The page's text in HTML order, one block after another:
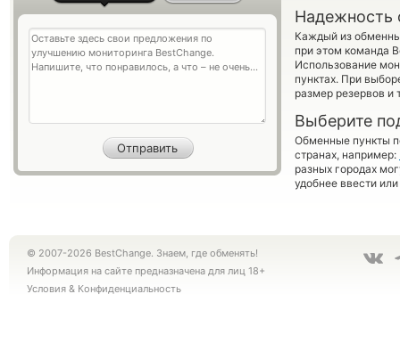
Надежность
Каждый из
при этом команда
Использование
пунктах. При
размер резервов и
Выберите
Обменные пункты
странах, например:
разных городах
удобнее ввести
© 2007-2026 BestChange. Знаем, где обменять!
Информация на сайте предназначена для лиц 18+
Условия & Конфиденциальность